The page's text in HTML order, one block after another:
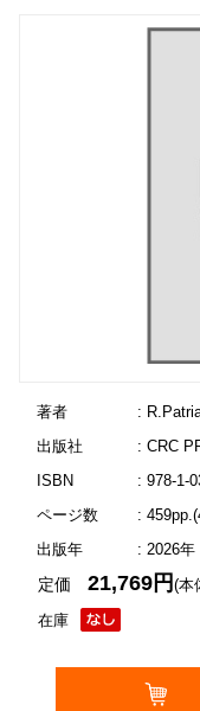
著者
:
出版社
: CRC
ISBN
: 978-1-
ページ数
:
出版年
: 2026年
在庫
定価21,769円(本